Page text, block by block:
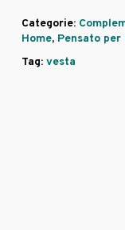
Categorie:
Home, Pensato per
Tag: vesta